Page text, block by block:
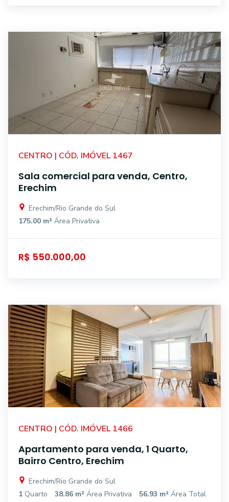
CENTRO | CÓD. IMÓVEL 1467
Sala comercial para venda, Centro,
Erechim
Erechim/Rio Grande do Sul
175.00 m² Área Privativa
R$ 550.000,00
CENTRO | CÓD. IMÓVEL 1466
Apartamento para venda, 1 Quarto,
Bairro Centro, Erechim
Erechim/Rio Grande do Sul
1 Quarto 38.86 m² Área Privativa 56.93 m² Área Total